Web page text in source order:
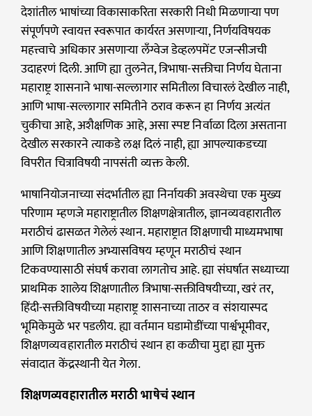
देशांतील भाषांच्या विकासाकरिता सरकारी निधी मिळणाऱ्या पण
संपूर्णपणे स्वायत्त स्वरूपात कार्यरत असणाऱ्या, निर्णयविषयक
महत्त्वाचे अधिकार असणाऱ्या लँग्वेज डेव्हलपमेंट एजन्सीजची
उदाहरणं दिली. आणि ह्या तुलनेत, त्रिभाषा-सक्तीचा निर्णय घेताना
महाराष्ट्र शासनाने भाषा-सल्लागार समितीला विचारलं देखील नाही,
आणि भाषा-सल्लागार समितीने ठराव करून हा निर्णय अत्यंत
चुकीचा आहे, अशैक्षणिक आहे, असा स्पष्ट निर्वाळा दिला असताना
देखील सरकारने त्याकडे लक्ष दिलं नाही, ह्या आपल्याकडच्या
विपरीत चित्राविषयी नापसंती व्यक्त केली.
भाषानियोजनाच्या संदर्भातील ह्या निर्नायकी अवस्थेचा एक मुख्य
परिणाम म्हणजे महाराष्ट्रातील शिक्षणक्षेत्रातील, ज्ञानव्यवहारातील
मराठीचं ढासळत गेलेलं स्थान. महाराष्ट्रात शिक्षणाची माध्यमभाषा
आणि शिक्षणातील अभ्यासविषय म्हणून मराठीचं स्थान
टिकवण्यासाठी संघर्ष करावा लागतोच आहे. ह्या संघर्षात सध्याच्या
प्राथमिक शालेय शिक्षणातील त्रिभाषा-सक्तीविषयीच्या, खरं तर,
हिंदी-सक्तीविषयीच्या महाराष्ट्र शासनाच्या ताठर व संशयास्पद
भूमिकेमुळे भर पडलीय. ह्या वर्तमान घडामोडींच्या पार्श्वभूमीवर,
शिक्षणव्यवहारातील मराठीचं स्थान हा कळीचा मुद्दा ह्या मुक्त
संवादात केंद्रस्थानी येत गेला.
शिक्षणव्यवहारातील मराठी भाषेचं स्थान